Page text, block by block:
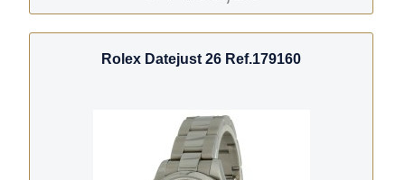
Rolex Datejust 26 Ref.179160